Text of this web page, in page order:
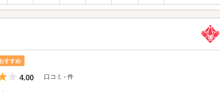
すすめ
5つ星のうち4
4.00 口コミ - 件